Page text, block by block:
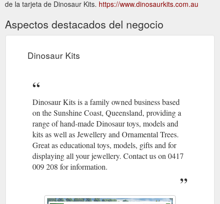
de la tarjeta de Dinosaur Kits. https://www.dinosaurkits.com.au
Aspectos destacados del negocio
Dinosaur Kits
Dinosaur Kits is a family owned business based
on the Sunshine Coast, Queensland, providing a
range of hand-made Dinosaur toys, models and
kits as well as Jewellery and Ornamental Trees.
Great as educational toys, models, gifts and for
displaying all your jewellery. Contact us on 0417
009 208 for information.